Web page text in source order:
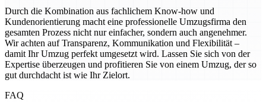
Durch die Kombination aus fachlichem Know-how und
Kundenorientierung macht eine professionelle Umzugsfirma den
gesamten Prozess nicht nur einfacher, sondern auch angenehmer.
Wir achten auf Transparenz, Kommunikation und Flexibilität –
damit Ihr Umzug perfekt umgesetzt wird. Lassen Sie sich von der
Expertise überzeugen und profitieren Sie von einem Umzug, der so
gut durchdacht ist wie Ihr Zielort.
FAQ